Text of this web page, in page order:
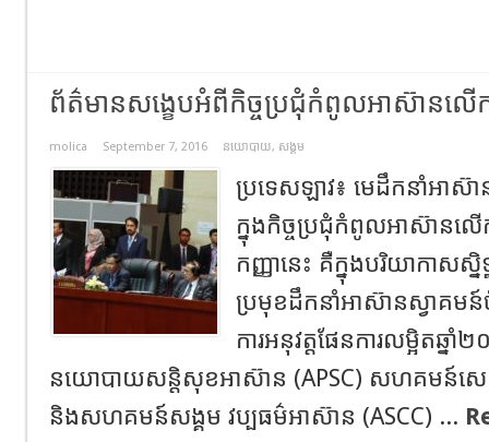
ព័ត៌មានសង្ខេបអំពីកិច្ចប្រជុំកំពូលអាស៊ានល
molica September 7, 2016 នយោបាយ, សង្គម
ប្រទេសឡាវ៖ មេដឹកនាំអា
ក្នុងកិច្ចប្រជុំកំពូលអាស៊ានល
កញ្ញានេះ គឺក្នុងបរិយាកាសស្
ប្រមុខដឹកនាំអាស៊ានស្វាគមន៍
ការអនុវត្តផែនការលម្អិតឆ្
នយោបាយសន្តិសុខអាស៊ាន (APSC) សហគមន៍សេដ្
និងសហគមន៍សង្គម វប្បធម៌អាស៊ាន (ASCC) ...